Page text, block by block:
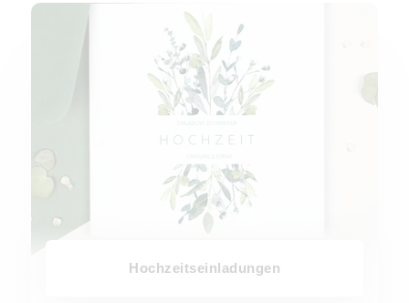
Hochzeitseinladungen
Hochzeitseinladungen